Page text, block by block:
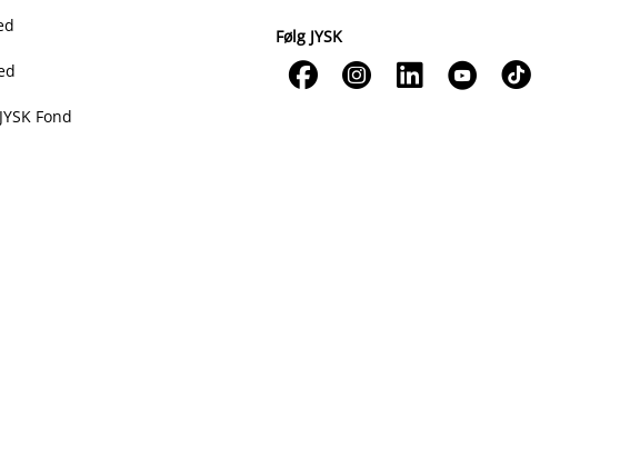
Fond
Følg JYSK
    